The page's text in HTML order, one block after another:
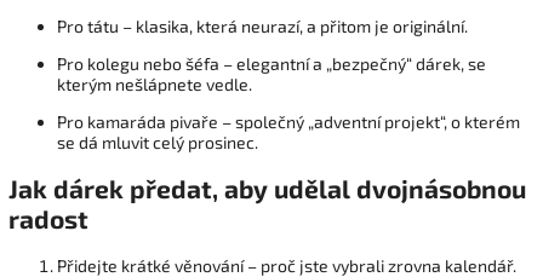
Pro tátu – klasika, která neurazí, a přitom je originální.
Pro kolegu nebo šéfa – elegantní a „bezpečný“ dárek, se
kterým nešlápnete vedle.
Pro kamaráda pivaře – společný „adventní projekt“, o kterém
se dá mluvit celý prosinec.
Jak dárek předat, aby udělal dvojnásobnou
radost
Přidejte krátké věnování – proč jste vybrali zrovna kalendář.